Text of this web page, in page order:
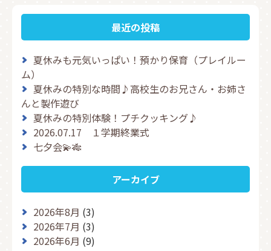
最近の投稿
夏休みも元気いっぱい！預かり保育（プレイルー
ム）
夏休みの特別な時間♪高校生のお兄さん・お姉さ
んと製作遊び
夏休みの特別体験！プチクッキング♪
2026.07.17 １学期終業式
七夕会💫🎋
アーカイブ
2026年8月 (3)
2026年7月 (3)
2026年6月 (9)